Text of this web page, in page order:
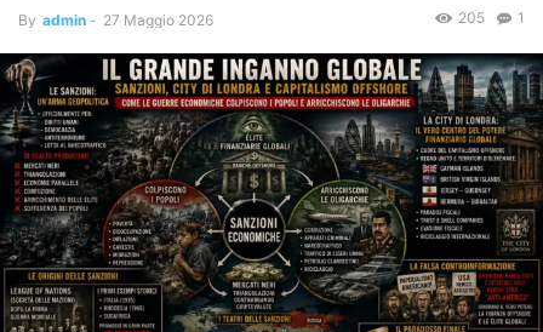
By admin - 27 Maggio 2026 1
205